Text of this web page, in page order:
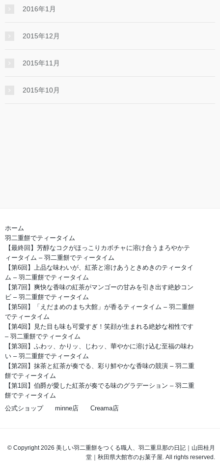
2016年1月
2015年12月
2015年11月
2015年10月
ホーム
羽二重餅でティータイム
【最終回】芳醇なコクがほっこりカボチャに溶け合うまろやかテ
ィータイム – 羽二重餅でティータイム
【第6回】上品な味わいが、紅茶と溶けあうときめきのティータイ
ム – 羽二重餅でティータイム
【第7回】爽快な香味の紅茶がマンゴーの甘みを引き出す絶妙コン
ビ – 羽二重餅でティータイム
【第5回】「えだまめのまち大館」が香るティータイム – 羽二重餅
でティータイム
【第4回】見た目も味も可愛すぎ！笑顔が生まれる絶妙な相性です
– 羽二重餅でティータイム
【第3回】ふわッ、かりッ、じわッ、華やかに溶け込む至福の味わ
い – 羽二重餅でティータイム
【第2回】抹茶と紅茶が奏でる、彩り鮮やかな香味の競演 – 羽二重
餅でティータイム
【第1回】伯爵が愛した紅茶が奏でる味のグラデーション – 羽二重
餅でティータイム
公式ショップ
minne店 Creama店
© Copyright 2026 美しい羽二重餅をつくる職人、羽二重旦那の日記｜山田桂月
堂｜秋田県大館市のお菓子屋. All rights reserved.